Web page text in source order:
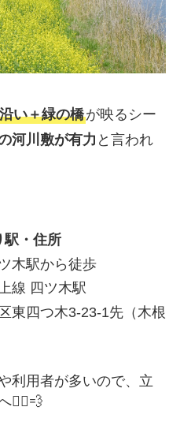
い＋緑の橋が映るシー
河川敷が有力 と言われ
駅・住所
木駅から徒歩
線 四ツ木駅
東四つ木3-23-1先（木根
利用者が多いので、立
🏃‍♀️💨